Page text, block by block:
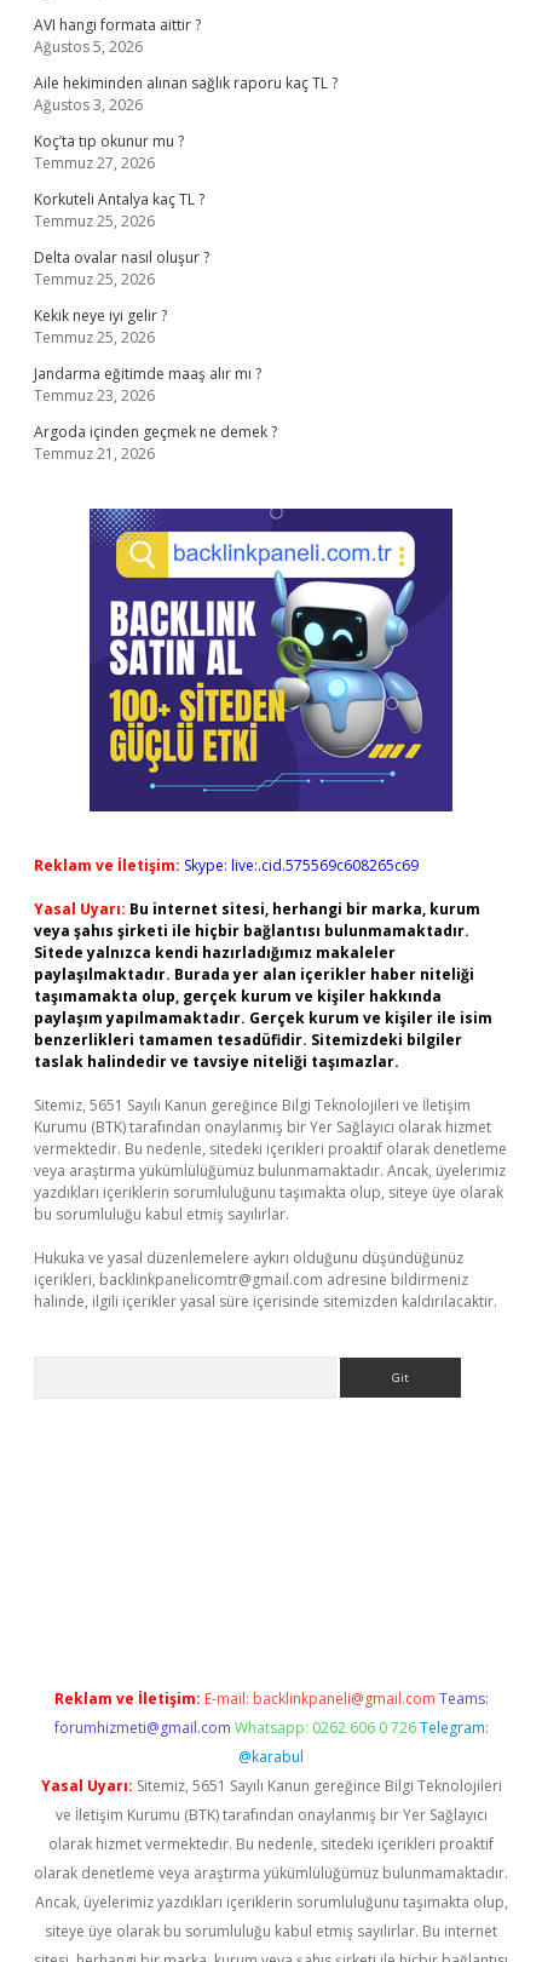
AVI hangi formata aittir ?
Ağustos 5, 2026
Aile hekiminden alınan sağlık raporu kaç TL ?
Ağustos 3, 2026
Koç’ta tıp okunur mu ?
Temmuz 27, 2026
Korkuteli Antalya kaç TL ?
Temmuz 25, 2026
Delta ovalar nasıl oluşur ?
Temmuz 25, 2026
Kekik neye iyi gelir ?
Temmuz 25, 2026
Jandarma eğitimde maaş alır mı ?
Temmuz 23, 2026
Argoda içinden geçmek ne demek ?
Temmuz 21, 2026
Reklam ve İletişim: Skype: live:.cid.575569c608265c69
Yasal Uyarı: Bu internet sitesi, herhangi bir marka, kurum
veya şahıs şirketi ile hiçbir bağlantısı bulunmamaktadır.
Sitede yalnızca kendi hazırladığımız makaleler
paylaşılmaktadır. Burada yer alan içerikler haber niteliği
taşımamakta olup, gerçek kurum ve kişiler hakkında
paylaşım yapılmamaktadır. Gerçek kurum ve kişiler ile isim
benzerlikleri tamamen tesadüfidir. Sitemizdeki bilgiler
taslak halindedir ve tavsiye niteliği taşımazlar.
Sitemiz, 5651 Sayılı Kanun gereğince Bilgi Teknolojileri ve İletişim
Kurumu (BTK) tarafından onaylanmış bir Yer Sağlayıcı olarak hizmet
vermektedir. Bu nedenle, sitedeki içerikleri proaktif olarak denetleme
veya araştırma yükümlülüğümüz bulunmamaktadır. Ancak, üyelerimiz
yazdıkları içeriklerin sorumluluğunu taşımakta olup, siteye üye olarak
bu sorumluluğu kabul etmiş sayılırlar.
Hukuka ve yasal düzenlemelere aykırı olduğunu düşündüğünüz
içerikleri, backlinkpanelicomtr@gmail.com adresine bildirmeniz
halinde, ilgili içerikler yasal süre içerisinde sitemizden kaldırılacaktır.
Reklam ve İletişim: E-mail: backlinkpaneli@gmail.com Teams:
forumhizmeti@gmail.com Whatsapp: 0262 606 0 726 Telegram:
@karabul
Yasal Uyarı: Sitemiz, 5651 Sayılı Kanun gereğince Bilgi Teknolojileri
ve İletişim Kurumu (BTK) tarafından onaylanmış bir Yer Sağlayıcı
olarak hizmet vermektedir. Bu nedenle, sitedeki içerikleri proaktif
olarak denetleme veya araştırma yükümlülüğümüz bulunmamaktadır.
Ancak, üyelerimiz yazdıkları içeriklerin sorumluluğunu taşımakta olup,
siteye üye olarak bu sorumluluğu kabul etmiş sayılırlar. Bu internet